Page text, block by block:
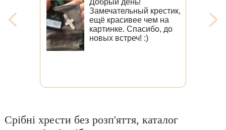
Виробник молодчина, створює
шедеври, моє замовлення мені
Срібні хрести без розп'яття, каталог